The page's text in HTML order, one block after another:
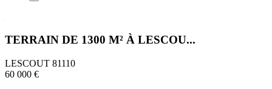
TERRAIN DE 1300 M² À LESCOU...
LESCOUT 81110
60 000 €